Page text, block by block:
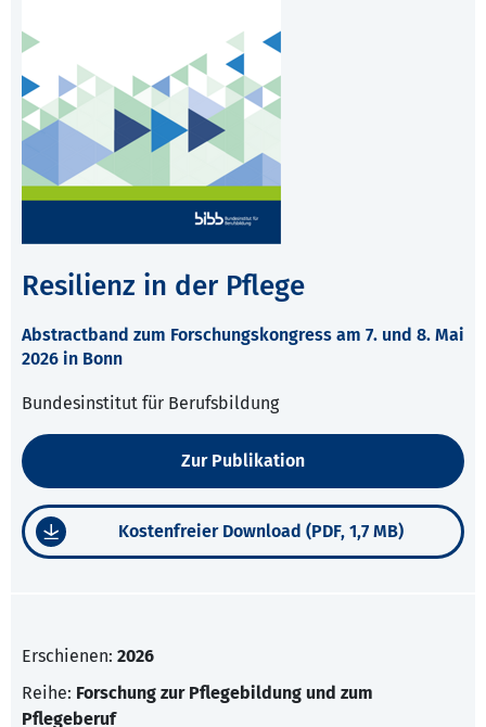
Resilienz in der Pflege
Abstractband zum Forschungskongress am 7. und 8. Mai
2026 in Bonn
Bundesinstitut für Berufsbildung
Zur Publikation
Kostenfreier Download (PDF, 1,7 MB)
Erschienen: 2026
Reihe: Forschung zur Pflegebildung und zum
Pflegeberuf